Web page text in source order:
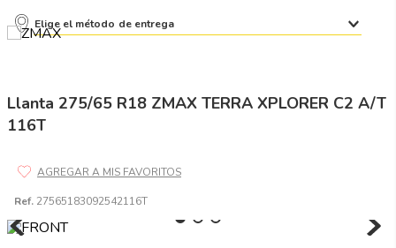
Elige el método de entrega
Llanta 275/65 R18 ZMAX TERRA XPLORER C2 A/T
116T
Ref. 27565183092542116T
Términos más buscados
6 205